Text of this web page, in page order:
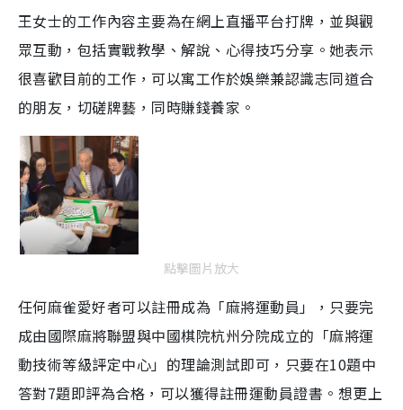
王女士的工作內容主要為在網上直播平台打牌，並與觀
眾互動，包括實戰教學、解說、心得技巧分享。她表示
很喜歡目前的工作，可以寓工作於娛樂兼認識志同道合
的朋友，切磋牌藝，同時賺錢養家。
點擊圖片放大
任何麻雀愛好者可以註冊成為「麻將運動員」，只要完
成由國際麻將聯盟與中國棋院杭州分院成立的「麻將運
動技術等級評定中心」的理論測試即可，只要在10題中
答對7題即評為合格，可以獲得註冊運動員證書。想更上